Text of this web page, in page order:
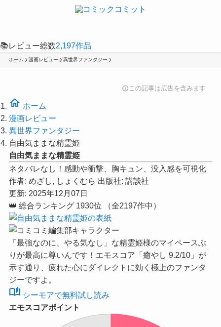
📚レビュー総数2,197作品
ホーム 漫画レビュー 異世界ファンタジー
infoこの記事は広告を含みます
home ホーム
漫画レビュー
異世界ファンタジー
自由気ままな精霊姫
自由気ままな精霊姫
ネタバレなし！感動や衝撃、胸キュン、没入感を可視化
作者: めざし, しょくむら 出版社: 講談社
更新: 2025年12月07日
👑 総合ランキング 1930位 （全2197作中）
「最強なのに、やる気なし」な精霊姫様のマイペースぶ
りが最高に尊いんです！ エモスコア「癒やし 9.2/10」 が
示す通り、疲れた心にダイレクトに効く極上のファンタ
ジーですよ。
auto_stories シーモアで無料試し読み
エモスコアポイント